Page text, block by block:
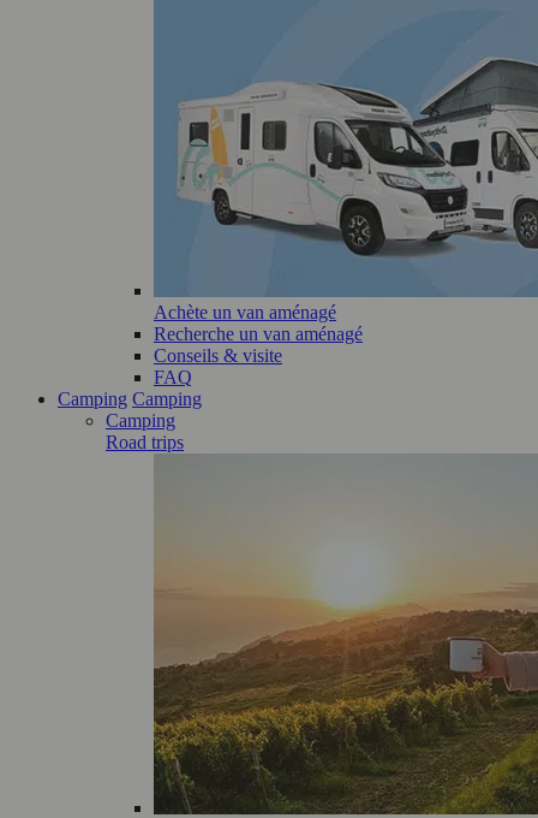
Achète un van aménagé
Recherche un van aménagé
Conseils & visite
FAQ
Camping Camping
Camping
Road trips